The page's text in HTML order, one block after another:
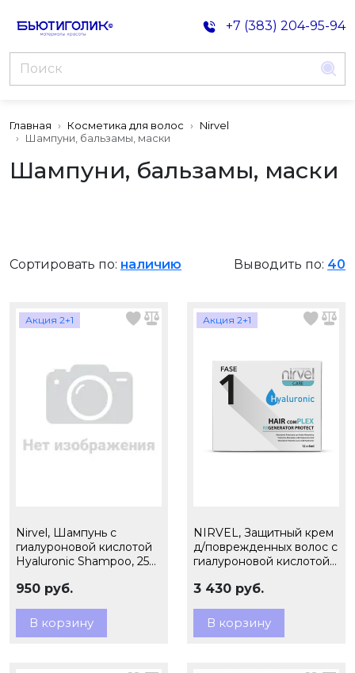
+7 (383) 204-95-94
Главная Косметика для волос
Nirvel
Шампуни, бальзамы, маски
Шампуни, бальзамы, маски
Сортировать по: наличию Выводить по: 40
Акция 2+1
Nirvel, Шампунь с
гиалуроновой кислотой
Hyaluronic Shampoo, 250
950 руб.
В корзину
Акция 2+1
NIRVEL, Защитный крем
д/поврежденных волос с
гиалуроновой кислотой
арт.6210
3 430 руб.
В корзину